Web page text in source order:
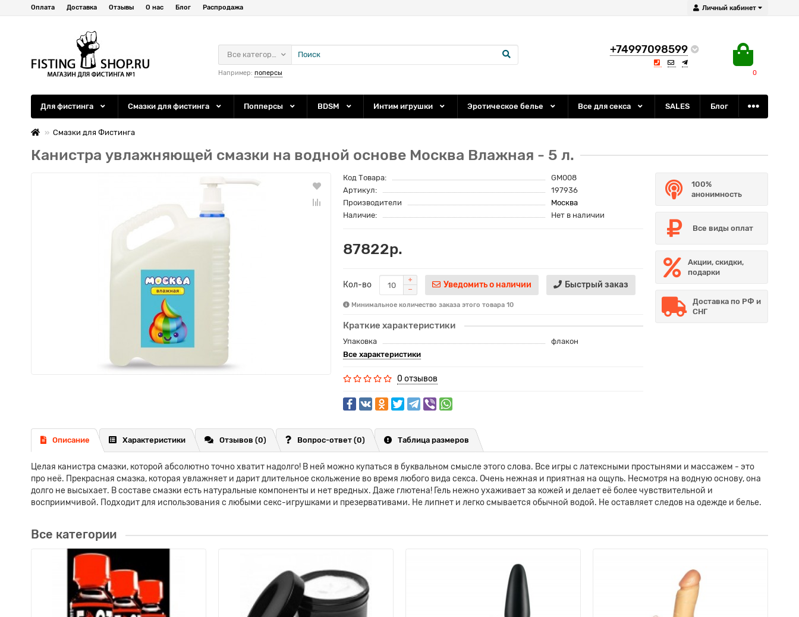
Личный кабинет
Оплата Доставка Отзывы О нас Блог Распродажа
+74997098599
0
Все категории
Например: поперсы
Для фистинга Смазки для фистинга Попперсы BDSM Интим игрушки Эротическое белье Все для секса SALES Блог
Смазки для Фистинга
Канистра увлажняющей смазки на водной основе Москва Влажная - 5 л.
Код Товара:
GM008
Артикул:
197936
Производители
Москва
Наличие:
Нет в наличии
87822р.
Кол-во Уведомить о наличии Быстрый заказ
Минимальное количество заказа этого товара 10
Краткие характеристики
Упаковка
флакон
Все характеристики
0 отзывов
100%
анонимность
Все виды оплат
Акции, скидки,
подарки
Доставка по РФ и
СНГ
Описание Характеристики Отзывов (0) Вопрос-ответ (0) Таблица размеров
Целая канистра смазки, которой абсолютно точно хватит надолго! В ней можно купаться в буквальном смысле этого слова. Все игры с латексными простынями и массажем - это
про неё. Прекрасная смазка, которая увлажняет и дарит длительное скольжение во время любого вида секса. Очень нежная и приятная на ощупь. Несмотря на водную основу, она
долго не высыхает. В составе смазки есть натуральные компоненты и нет вредных. Даже глютена! Гель нежно ухаживает за кожей и делает её более чувствительной и
восприимчивой. Подходит для использования с любыми секс-игрушками и презервативами. Не липнет и легко смывается обычной водой. Не оставляет следов на одежде и белье.
Все категории